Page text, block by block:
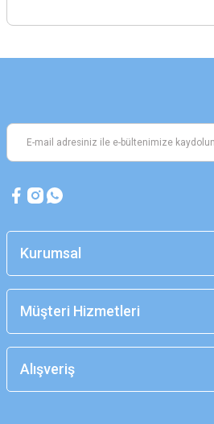
Kurumsal
Müşteri Hizmetleri
Alışveriş